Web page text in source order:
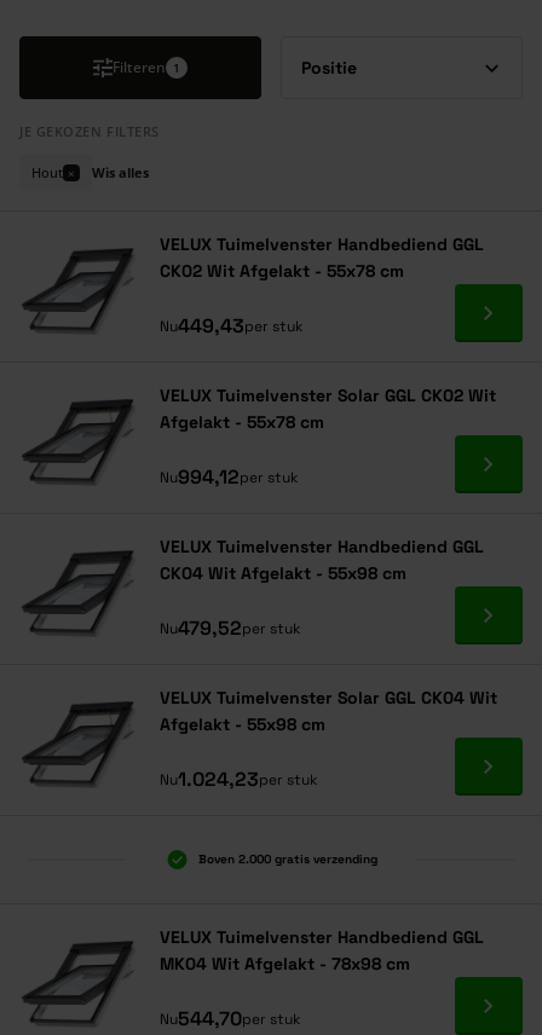
Filteren 1
JE GEKOZEN FILTERS
Hout × Wis alles
VELUX Tuimelvenster Handbediend GGL
CK02 Wit Afgelakt - 55x78 cm
Nu449,43per stuk Ga
VELUX Tuimelvenster Solar GGL CK02 Wit
Afgelakt - 55x78 cm
Nu994,12per stuk Ga
VELUX Tuimelvenster Handbediend GGL
CK04 Wit Afgelakt - 55x98 cm
Nu479,52per stuk Ga
VELUX Tuimelvenster Solar GGL CK04 Wit
Afgelakt - 55x98 cm
Nu1.024,23per stuk Ga
Boven 2.000 gratis verzending
VELUX Tuimelvenster Handbediend GGL
MK04 Wit Afgelakt - 78x98 cm
Nu544,70per stuk Ga